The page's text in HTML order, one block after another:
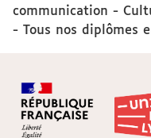
communication -
- Tous nos diplômes